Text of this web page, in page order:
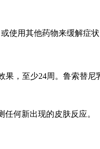
使用其他药物来缓解症状
，至少24周。鲁索替尼
何新出现的皮肤反应。